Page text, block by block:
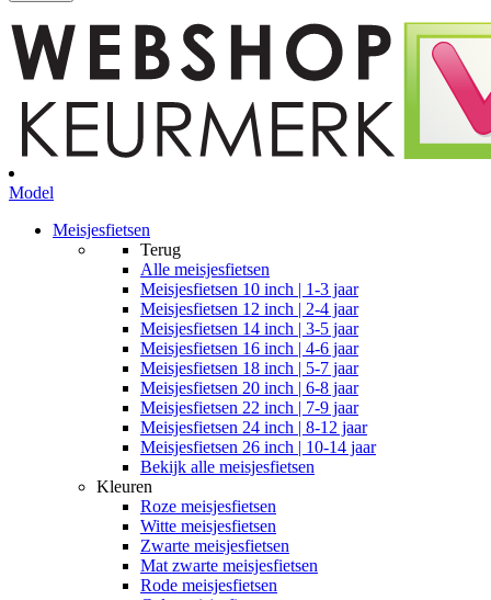
Model
Meisjesfietsen
Terug
Alle meisjesfietsen
Meisjesfietsen 10 inch | 1-3 jaar
Meisjesfietsen 12 inch | 2-4 jaar
Meisjesfietsen 14 inch | 3-5 jaar
Meisjesfietsen 16 inch | 4-6 jaar
Meisjesfietsen 18 inch | 5-7 jaar
Meisjesfietsen 20 inch | 6-8 jaar
Meisjesfietsen 22 inch | 7-9 jaar
Meisjesfietsen 24 inch | 8-12 jaar
Meisjesfietsen 26 inch | 10-14 jaar
Bekijk alle meisjesfietsen
Kleuren
Roze meisjesfietsen
Witte meisjesfietsen
Zwarte meisjesfietsen
Mat zwarte meisjesfietsen
Rode meisjesfietsen